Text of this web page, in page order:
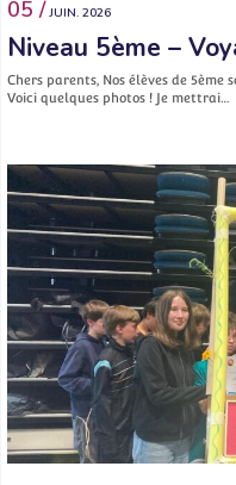
05 / JUIN. 2026
Niveau 5ème –
Chers parents, Nos élèves de 5ème
Voici quelques photos ! Je mettrai…